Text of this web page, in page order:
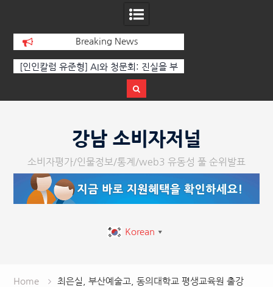
Breaking News
[인인칼럼 유준형] AI와 청문회: 진실을 부
다.
페스티벌’ 성
강남 소비자저널
소비자평가/인물정보/통계/web3 유동성 풀 순위발표
Korean ▼
Home 최은실, 부산예술고, 동의대학교 평생교육원 출강